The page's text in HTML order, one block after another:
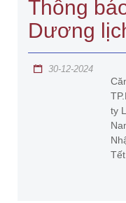
Thông
Dương
30-12-2024
ty